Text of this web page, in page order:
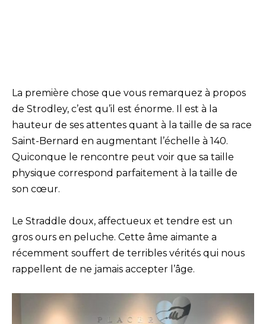
La première chose que vous remarquez à propos
de Strodley, c’est qu’il est énorme. Il est à la
hauteur de ses attentes quant à la taille de sa race
Saint-Bernard en augmentant l’échelle à 140.
Quiconque le rencontre peut voir que sa taille
physique correspond parfaitement à la taille de
son cœur.
Le Straddle doux, affectueux et tendre est un
gros ours en peluche. Cette âme aimante a
récemment souffert de terribles vérités qui nous
rappellent de ne jamais accepter l’âge.